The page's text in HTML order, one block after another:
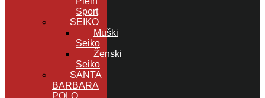
Sport
SEIKO
Muški
Seiko
Ženski
Seiko
SANTA
BARBARA
POLO